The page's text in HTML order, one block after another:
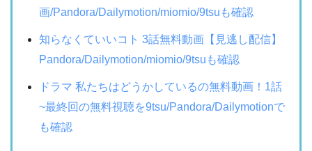
画/Pandora/Dailymotion/miomio/9tsuも確認
知らなくていいコト 3話無料動画【見逃し配信】
Pandora/Dailymotion/miomio/9tsuも確認
ドラマ 私たちはどうかしているの無料動画！1話
~最終回の無料視聴を9tsu/Pandora/Dailymotionで
も確認